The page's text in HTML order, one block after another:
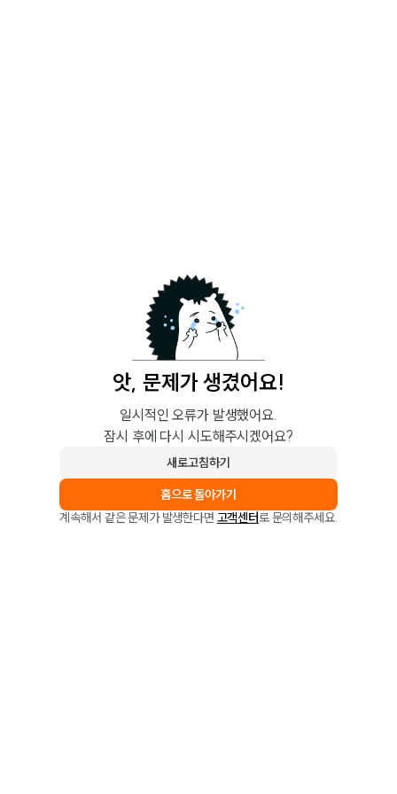
앗, 문제가 생겼어요!
일시적인 오류가 발생했어요.
잠시 후에 다시 시도해주시겠어요?
새로고침하기
홈으로 돌아가기
계속해서 같은 문제가 발생한다면 고객센터로 문의해주세요.